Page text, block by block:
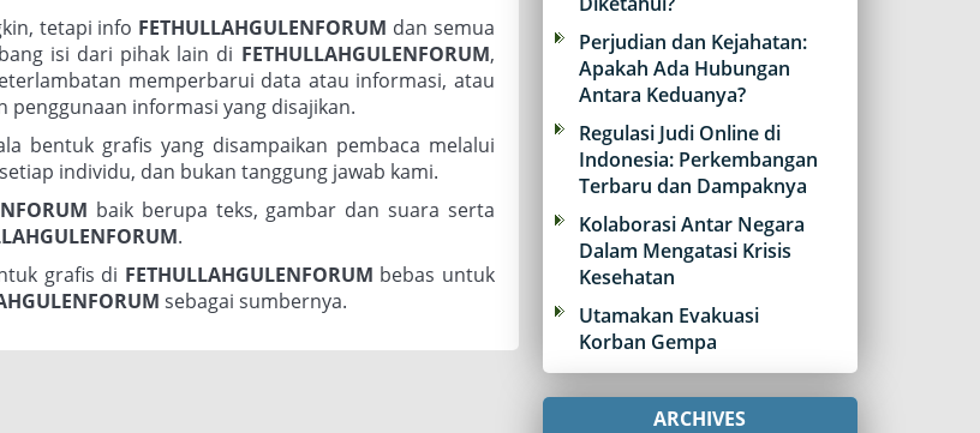
tetapi info FETHULLAHGULENFORUM dan semua
isi dari pihak lain di FETHULLAHGULENFORUM,
memperbarui data atau informasi, atau
informasi yang disajikan.
bentuk grafis yang disampaikan pembaca melalui
individu, dan bukan tanggung jawab kami.
baik berupa teks, gambar dan suara serta
.
grafis di FETHULLAHGULENFORUM bebas untuk
sebagai sumbernya.
Perjudian dan Kejahatan:
Apakah Ada Hubungan
Antara Keduanya?
Regulasi Judi Online di
Indonesia: Perkembangan
Terbaru dan Dampaknya
Kolaborasi Antar Negara
Dalam Mengatasi Krisis
Kesehatan
Utamakan Evakuasi
Korban Gempa
ARCHIVES